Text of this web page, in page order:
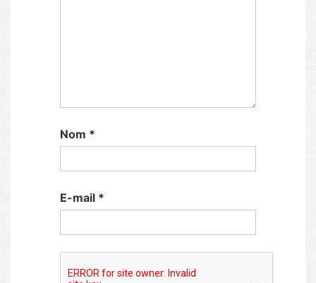
Nom *
E-mail *